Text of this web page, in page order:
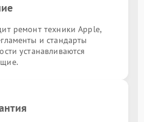
ремонт техники Apple,
и стандарты
устанавливаются